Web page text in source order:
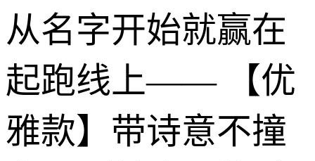
从名字开始就赢在
起跑线上—— 【优
雅款】带诗意不撞